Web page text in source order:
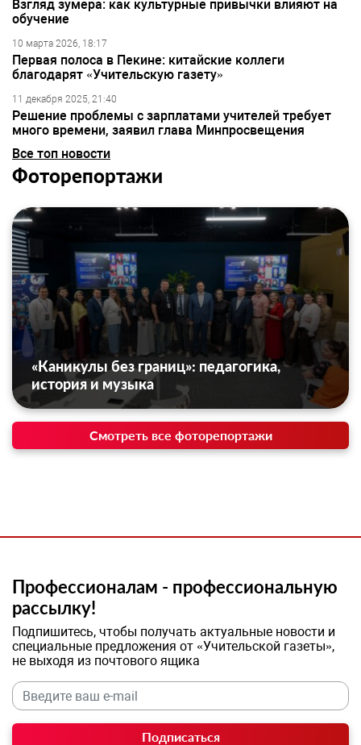
Взгляд зумера: как культурные привычки влияют на
обучение
10 марта 2026, 18:17
Первая полоса в Пекине: китайские коллеги
благодарят «Учительскую газету»
11 декабря 2025, 21:40
Решение проблемы с зарплатами учителей требует
много времени, заявил глава Минпросвещения
Все топ новости
Фоторепортажи
«Каникулы без границ»: педагогика,
история и музыка
Смотреть все фоторепортажи
Профессионалам - профессиональную
рассылку!
Подпишитесь, чтобы получать актуальные новости и
специальные предложения от «Учительской газеты»,
не выходя из почтового ящика
Подписаться